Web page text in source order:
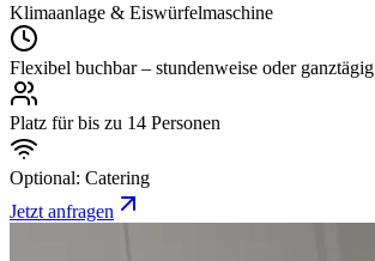
Klimaanlage & Eiswürfelmaschine
Flexibel buchbar – stundenweise oder ganztägig
Platz für bis zu 14 Personen
Optional: Catering
Jetzt anfragen